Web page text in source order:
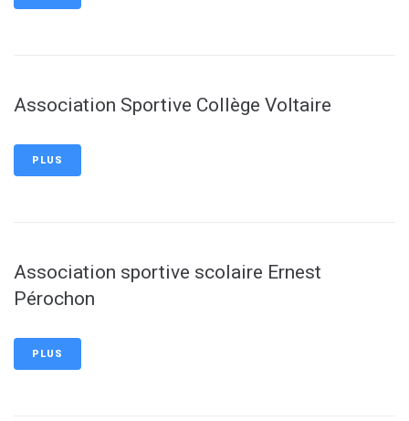
Association Sportive Collège Voltaire
PLUS
Association sportive scolaire Ernest
Pérochon
PLUS